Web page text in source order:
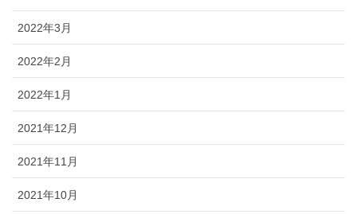
2022年3月
2022年2月
2022年1月
2021年12月
2021年11月
2021年10月